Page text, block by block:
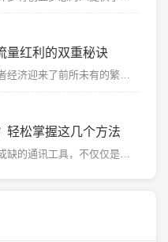
量红利的双重秘诀
随着互联网经济的快速发展，创作者经济迎来了前所未有的繁荣，而头条和哔哩哔哩（B站）作为中国两大内容创...
轻松掌握这几个方法
微信如今已经成为我们生活中不可或缺的通讯工具，不仅仅是用来和朋友聊天，公众号也成为了大家获取资讯、学...